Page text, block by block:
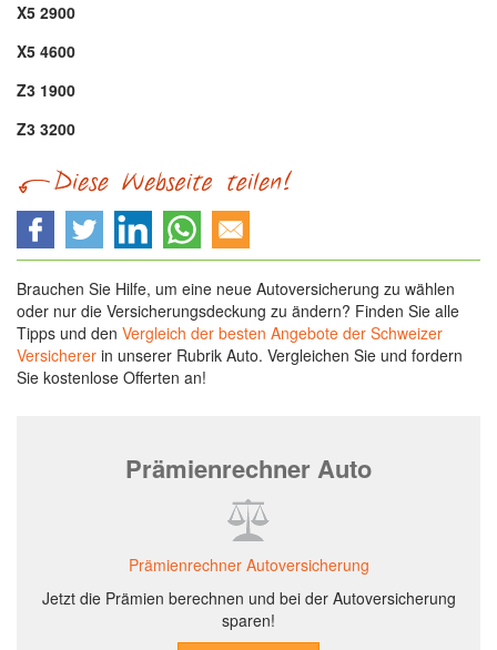
X5 2900
X5 4600
Z3 1900
Z3 3200
Brauchen Sie Hilfe, um eine neue Autoversicherung zu wählen
oder nur die Versicherungsdeckung zu ändern? Finden Sie alle
Tipps und den Vergleich der besten Angebote der Schweizer
Versicherer in unserer Rubrik Auto. Vergleichen Sie und fordern
Sie kostenlose Offerten an!
Prämienrechner Auto
Prämienrechner Autoversicherung
Jetzt die Prämien berechnen und bei der Autoversicherung
sparen!